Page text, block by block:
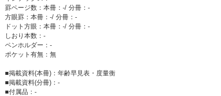
罫ページ数：本冊：-/ 分冊：-
方眼罫：本冊：-/ 分冊：-
ドット方眼：本冊：-/ 分冊：-
しおり本数：-
ペンホルダー：-
ポケット有無：無
■掲載資料(本冊)：年齢早見表・度量衡
■掲載資料(分冊)：-
■付属品：-